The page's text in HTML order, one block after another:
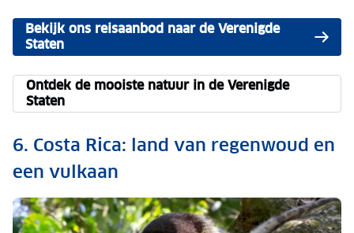
Bekijk ons reisaanbod naar de Verenigde
Staten
Ontdek de mooiste natuur in de Verenigde
Staten
6. Costa Rica: land van regenwoud en
een vulkaan